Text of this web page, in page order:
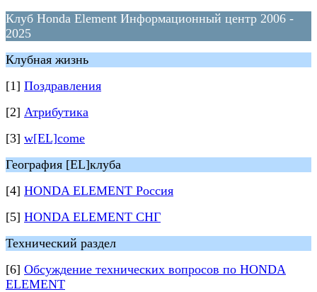
Клуб Honda Element Информационный центр 2006 -
2025
Клубная жизнь
[1] Поздравления
[2] Атрибутика
[3] w[EL]come
География [EL]клуба
[4] HONDA ELEMENT Россия
[5] HONDA ELEMENT СНГ
Технический раздел
[6] Обсуждение технических вопросов по HONDA
ELEMENT